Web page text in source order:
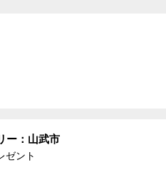
ー：山武市
ゼント